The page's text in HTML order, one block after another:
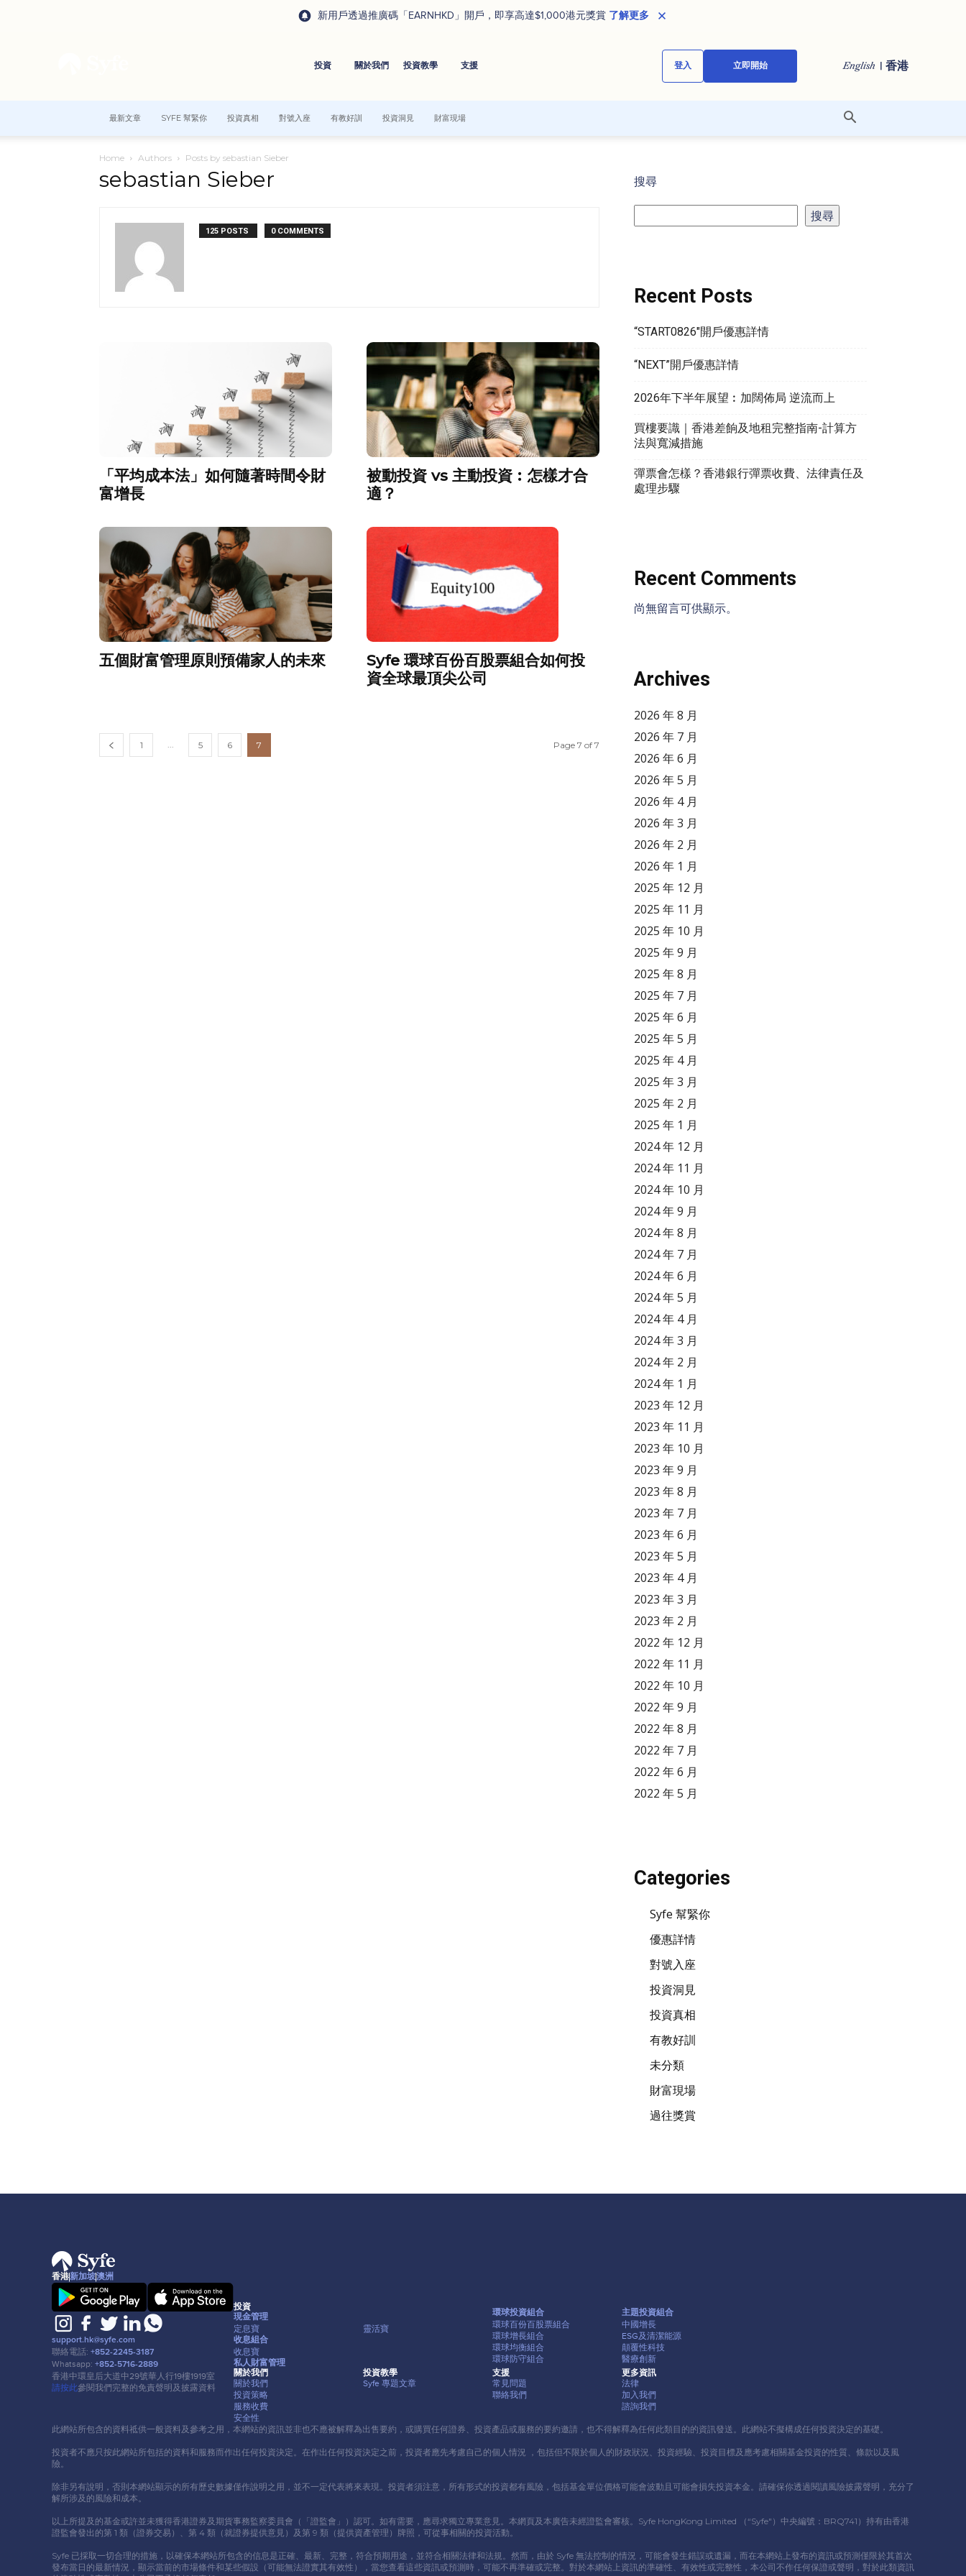
新用戶透過推廣碼「EARNHKD」開戶，即享高達$1,000港元獎賞 了解更多
投資 關於我們 投資教學 ⽀援 登入 立即開始 English | 香港
最新文章 SYFE 幫緊你 投資真相 對號入座 有教好訓 投資洞見 財富現場
Home Authors Posts by sebastian Sieber
sebastian Sieber
125 POSTS 0 COMMENTS
「平均成本法」如何隨著時間令財
富增長
被動投資 vs 主動投資︰怎樣才合
適？
五個財富管理原則預備家人的未來
Syfe 環球百份百股票組合如何投
資全球最頂尖公司
1 ... 5 6 7 Page 7 of 7
搜尋
搜尋
Recent Posts
“START0826″開戶優惠詳情
“NEXT”開戶優惠詳情
2026年下半年展望︰加闊佈局 逆流而上
買樓要識｜香港差餉及地租完整指南-計算方
法與寬減措施
彈票會怎樣？香港銀行彈票收費、法律責任及
處理步驟
Recent Comments
尚無留言可供顯示。
Archives
2026 年 8 月
2026 年 7 月
2026 年 6 月
2026 年 5 月
2026 年 4 月
2026 年 3 月
2026 年 2 月
2026 年 1 月
2025 年 12 月
2025 年 11 月
2025 年 10 月
2025 年 9 月
2025 年 8 月
2025 年 7 月
2025 年 6 月
2025 年 5 月
2025 年 4 月
2025 年 3 月
2025 年 2 月
2025 年 1 月
2024 年 12 月
2024 年 11 月
2024 年 10 月
2024 年 9 月
2024 年 8 月
2024 年 7 月
2024 年 6 月
2024 年 5 月
2024 年 4 月
2024 年 3 月
2024 年 2 月
2024 年 1 月
2023 年 12 月
2023 年 11 月
2023 年 10 月
2023 年 9 月
2023 年 8 月
2023 年 7 月
2023 年 6 月
2023 年 5 月
2023 年 4 月
2023 年 3 月
2023 年 2 月
2022 年 12 月
2022 年 11 月
2022 年 10 月
2022 年 9 月
2022 年 8 月
2022 年 7 月
2022 年 6 月
2022 年 5 月
Categories
Syfe 幫緊你
優惠詳情
對號入座
投資洞見
投資真相
有教好訓
未分類
財富現場
過往獎賞
香港新加坡澳洲
support.hk@syfe.com
聯絡電話: +852-2245-3187
Whatsapp: +852-5716-2889
香港中環皇后⼤道中29號華⼈⾏19樓1919室
請按此參閱我們完整的免責聲明及披露資料
投資
現⾦管理
定息寶 靈活寶
收息組合
收息寶
私⼈財富管理
環球投資組合
環球百份百股票組合
環球增長組合
環球均衡組合
環球防守組合
主題投資組合
中國增長
ESG及清潔能源
顛覆性科技
醫療創新
關於我們
關於我們
投資策略
服務收費
安全性
投資教學
Syfe 專題⽂章
⽀援
常⾒問題
聯絡我們
更多資訊
法律
加入我們
諮詢我們
此網站所包含的資料祗供⼀般資料及參考之⽤，本網站的資訊並非也不應被解釋為出售要約，或購買任何證券、投資產品或服務的要約邀請，也不得解釋為任何此類⽬的的資訊發送。此網站不擬構成任何投資決定的基礎。
投資者不應只按此網站所包括的資料和服務⽽作出任何投資決定。在作出任何投資決定之前，投資者應先考慮⾃⼰的個⼈情況 ，包括但不限於個⼈的財政狀況、投資經驗、投資⽬標及應考慮相關基⾦投資的性質、條款以及風
險。
除非另有說明，否則本網站顯示的所有歷史數據僅作說明之⽤，並不⼀定代表將來表現。投資者須注意，所有形式的投資都有風險，包括基⾦單位價格可能會波動且可能會損失投資本⾦。請確保你透過閱讀風險披露聲明，充分了
解所涉及的風險和成本。
以上所提及的基⾦或許並未獲得香港證券及期貨事務監察委員會（「證監會」）認可。如有需要，應尋求獨立專業意⾒。本網頁及本廣告未經證監會審核。Syfe HongKong Limited （“Syfe"）中央編號：BRQ741）持有由香港
證監會發出的第 1 類（證券交易）、第 4 類（就證券提供意⾒）及第 9 類（提供資產管理）牌照，可從事相關的投資活動。
Syfe 已採取⼀切合理的措施，以確保本網站所包含的信息是正確、最新、完整，符合預期⽤途，並符合相關法律和法規。然⽽，由於 Syfe 無法控制的情況，可能會發⽣錯誤或遺漏，⽽在本網站上發布的資訊或預測僅限於其⾸次
發布當⽇的最新情況，顯示當前的市場條件和某些假設（可能無法證實其有效性），當您查看這些資訊或預測時，可能不再準確或完整。對於本網站上資訊的準確性、有效性或完整性，本公司不作任何保證或聲明，對於此類資訊